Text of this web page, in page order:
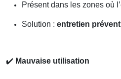
Présent dans les zones où
Solution : entretien
✔️ Mauvaise utilisation